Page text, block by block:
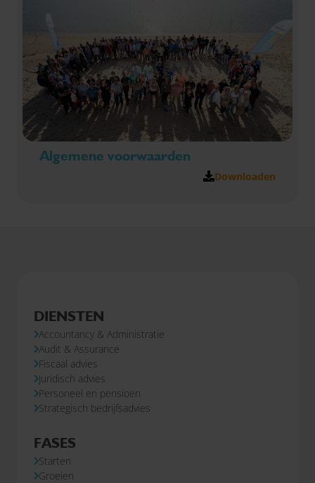
Algemene voorwaarden
Downloaden
DIENSTEN
Accountancy & Administratie
Audit & Assurance
Fiscaal advies
Juridisch advies
Personeel en pensioen
Strategisch bedrijfsadvies
FASES
Starten
Groeien